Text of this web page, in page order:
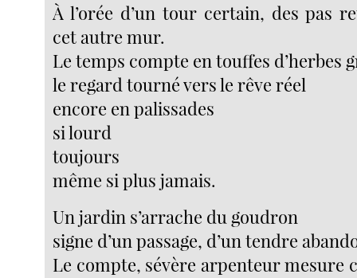
À l’orée d’un tour certain, des pas
cet autre mur.
Le temps compte en touffes d’herbes
le regard tourné vers le rêve réel
encore en palissades
si lourd
toujours
même si plus jamais.
Un jardin s’arrache du goudron
signe d’un passage, d’un tendre
Le compte, sévère arpenteur mesure